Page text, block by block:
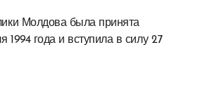
Молдова была принята
1994 года и вступила в силу 27